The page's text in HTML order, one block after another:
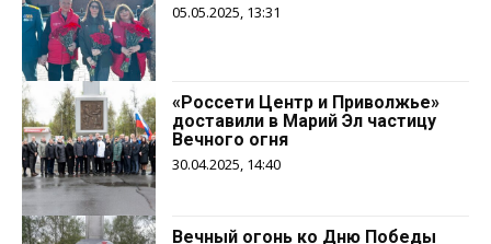
05.05.2025, 13:31
«Россети Центр и Приволжье»
доставили в Марий Эл частицу
Вечного огня
30.04.2025, 14:40
Вечный огонь ко Дню Победы